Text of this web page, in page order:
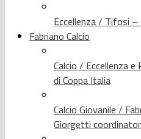
Eccellenza / Tifosi
Fabriano Calcio
Calcio / Eccellenza
di Coppa Italia
Calcio Giovanile /
Giorgetti